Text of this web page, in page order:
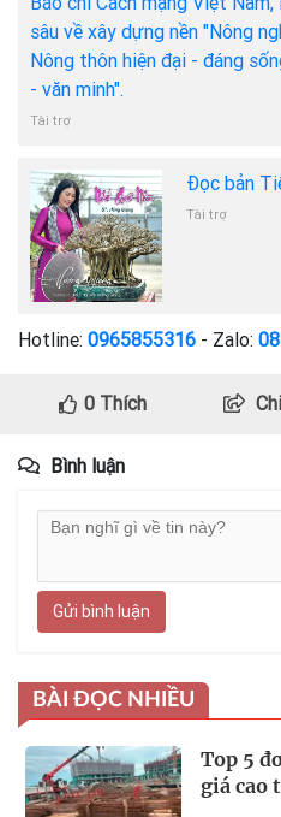
sâu về xây dựng nền "Nông
Nông thôn hiện đại - đáng
- văn minh".
Tài trợ
Đọc bản
Tài trợ
Hotline: 0965855316 - Zalo:
0Thích
Bình luận
Gửi bình luận
BÀI ĐỌC NHIỀU
Top 5
giá cao